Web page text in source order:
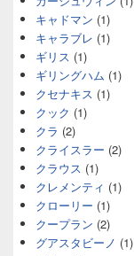
キャドマン (1)
キャラブレ (1)
ギリス (1)
ギリングハム (1)
クセナキス (1)
クック (1)
クラ (2)
クライスラー (2)
クラウス (1)
クレメンティ (1)
クローリー (1)
クープラン (2)
グアスタビーノ (1)